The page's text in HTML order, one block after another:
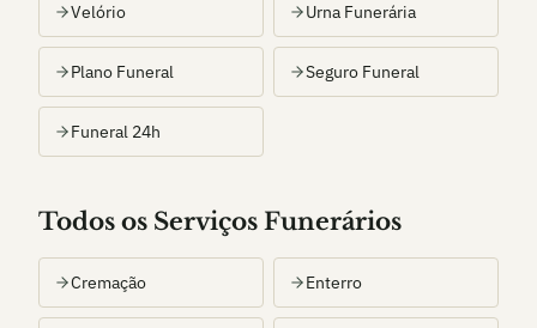
Velório Urna Funerária
Plano Funeral Seguro Funeral
Funeral 24h
Todos os Serviços Funerários
Cremação Enterro